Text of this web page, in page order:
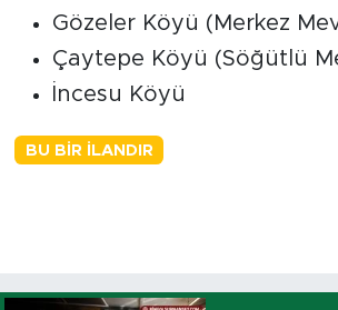
Gözeler Köyü (Merkez
Çaytepe Köyü (Söğütlü
İncesu Köyü
BU BIR İLANDIR